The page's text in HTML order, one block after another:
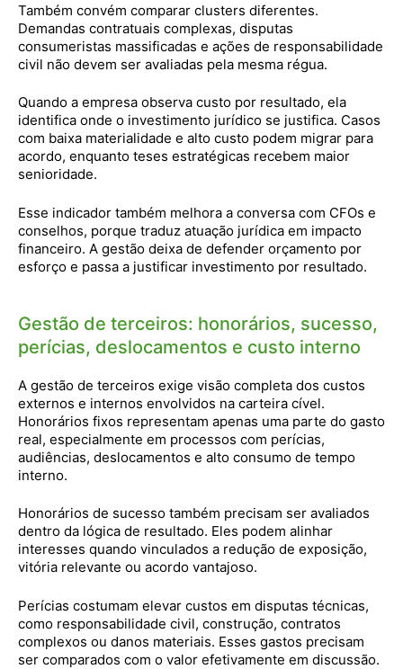
Também convém comparar clusters diferentes.
Demandas contratuais complexas, disputas
consumeristas massificadas e ações de responsabilidade
civil não devem ser avaliadas pela mesma régua.
Quando a empresa observa custo por resultado, ela
identifica onde o investimento jurídico se justifica. Casos
com baixa materialidade e alto custo podem migrar para
acordo, enquanto teses estratégicas recebem maior
senioridade.
Esse indicador também melhora a conversa com CFOs e
conselhos, porque traduz atuação jurídica em impacto
financeiro. A gestão deixa de defender orçamento por
esforço e passa a justificar investimento por resultado.
Gestão de terceiros: honorários, sucesso,
perícias, deslocamentos e custo interno
A gestão de terceiros exige visão completa dos custos
externos e internos envolvidos na carteira cível.
Honorários fixos representam apenas uma parte do gasto
real, especialmente em processos com perícias,
audiências, deslocamentos e alto consumo de tempo
interno.
Honorários de sucesso também precisam ser avaliados
dentro da lógica de resultado. Eles podem alinhar
interesses quando vinculados a redução de exposição,
vitória relevante ou acordo vantajoso.
Perícias costumam elevar custos em disputas técnicas,
como responsabilidade civil, construção, contratos
complexos ou danos materiais. Esses gastos precisam
ser comparados com o valor efetivamente em discussão.